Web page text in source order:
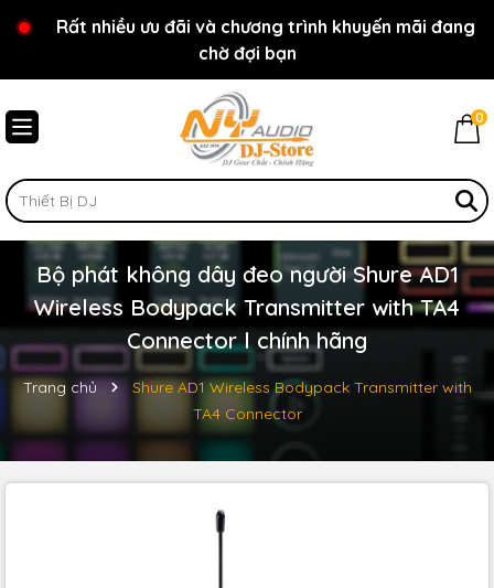
Chào mừng bạn đến với cửa hàng NY Audio - DJ
Store
Rất nhiều ưu đãi và chương trình khuyến mãi đang
chờ đợi bạn
0
Bộ phát không dây đeo người Shure AD1
Wireless Bodypack Transmitter with TA4
Connector l chính hãng
Trang chủ
Shure AD1 Wireless Bodypack Transmitter with
TA4 Connector